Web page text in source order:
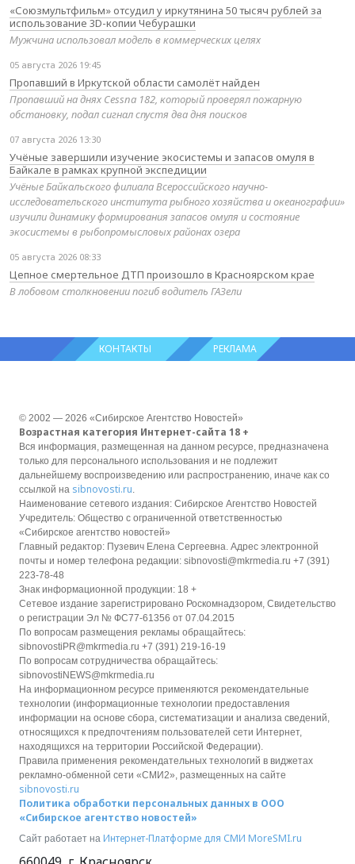
«Союзмультфильм» отсудил у иркутянина 50 тысяч рублей за
использование 3D-копии Чебурашки
Мужчина использовал модель в коммерческих целях
05 августа 2026 19:45
Пропавший в Иркутской области самолёт найден
Пропавший на днях Cessna 182, который проверял пожарную
обстановку, подал сигнал спустя два дня поисков
07 августа 2026 13:30
Учёные завершили изучение экосистемы и запасов омуля в
Байкале в рамках крупной экспедиции
Учёные Байкальского филиала Всероссийского научно-
исследовательского института рыбного хозяйства и океанографии»
изучили динамику формирования запасов омуля и состояние
экосистемы в рыбопромысловых районах озера
05 августа 2026 08:33
Цепное смертельное ДТП произошло в Красноярском крае
В лобовом столкновении погиб водитель ГАЗели
КОНТАКТЫ РЕКЛАМА
© 2002 — 2026 «Сибирское Агентство Новостей»
Возрастная категория Интернет-сайта 18 +
Вся информация, размещенная на данном ресурсе, предназначена
только для персонального использования и не подлежит
дальнейшему воспроизведению или распространению, иначе как со
ссылкой на sibnovosti.ru.
Наименование сетевого издания: Сибирское Агентство Новостей
Учредитель: Общество с ограниченной ответственностью
«Сибирское агентство новостей»
Главный редактор: Пузевич Елена Сергеевна. Адрес электронной
почты и номер телефона редакции: sibnovosti@mkrmedia.ru +7 (391)
223-78-48
Знак информационной продукции: 18 +
Сетевое издание зарегистрировано Роскомнадзором, Свидетельство
о регистрации Эл № ФС77-61356 от 07.04.2015
По вопросам размещения рекламы обращайтесь:
sibnovostiPR@mkrmedia.ru +7 (391) 219-16-19
По вопросам сотрудничества обращайтесь:
sibnovostiNEWS@mkrmedia.ru
На информационном ресурсе применяются рекомендательные
технологии (информационные технологии предоставления
информации на основе сбора, систематизации и анализа сведений,
относящихся к предпочтениям пользователей сети Интернет,
находящихся на территории Российской Федерации).
Правила применения рекомендательных технологий в виджетах
рекламно-обменной сети «СМИ2», размещенных на сайте
sibnovosti.ru
Политика обработки персональных данных в ООО
«Сибирское агентство новостей»
Сайт работает на Интернет-Платформе для СМИ MoreSMI.ru